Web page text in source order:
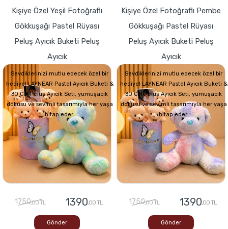
Kişiye Özel Yeşil Fotoğraflı
Gökkuşağı Pastel Rüyası
Peluş Ayıcık Buketi Peluş
Ayıcık
Sevdiklerinizi mutlu edecek özel bir
hediye! LAYNEAR Pastel Ayıcık Buketi &
30 CM Peluş Ayıcık Seti, yumuşacık
dokusu ve sevimli tasarımıyla her yaşa
hitap eder.
1750,00 TL 1390,00 TL
Gönder
Kişiye Özel Fotoğraflı Pembe
Gökkuşağı Pastel Rüyası
Peluş Ayıcık Buketi Peluş
Ayıcık
Sevdiklerinizi mutlu edecek özel bir
hediye! LAYNEAR Pastel Ayıcık Buketi &
30 CM Peluş Ayıcık Seti, yumuşacık
dokusu ve sevimli tasarımıyla her yaşa
hitap eder.
1750,00 TL 1390,00 TL
Gönder